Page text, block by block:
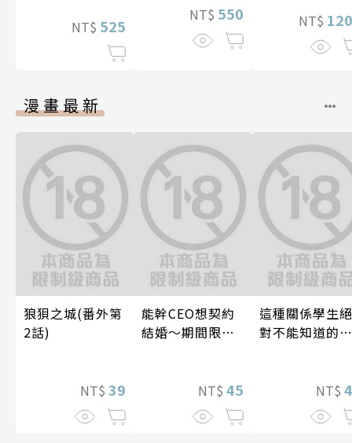
NT$ 525
NT$ 550 NT$
漫畫最新
狼狽之城(番外第
2話)
NT$ 39
能幹CEO想契約
結婚～期間限定
NT$ 45
這種關係學生絕
對不能知道的
兩人是甜蜜的現
在進行式～ 05
NT$